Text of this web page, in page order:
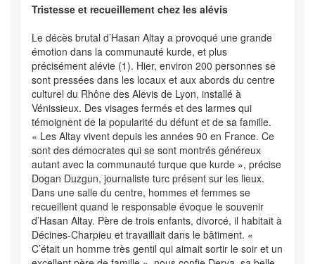
Tristesse et recueillement chez les alévis
Le décès brutal d’Hasan Altay a provoqué une grande
émotion dans la communauté kurde, et plus
précisément alévie (1). Hier, environ 200 personnes se
sont pressées dans les locaux et aux abords du centre
culturel du Rhône des Alevis de Lyon, installé à
Vénissieux. Des visages fermés et des larmes qui
témoignent de la popularité du défunt et de sa famille.
« Les Altay vivent depuis les années 90 en France. Ce
sont des démocrates qui se sont montrés généreux
autant avec la communauté turque que kurde », précise
Dogan Duzgun, journaliste turc présent sur les lieux.
Dans une salle du centre, hommes et femmes se
recueillent quand le responsable évoque le souvenir
d’Hasan Altay. Père de trois enfants, divorcé, il habitait à
Décines-Charpieu et travaillait dans le bâtiment. «
C’était un homme très gentil qui aimait sortir le soir et un